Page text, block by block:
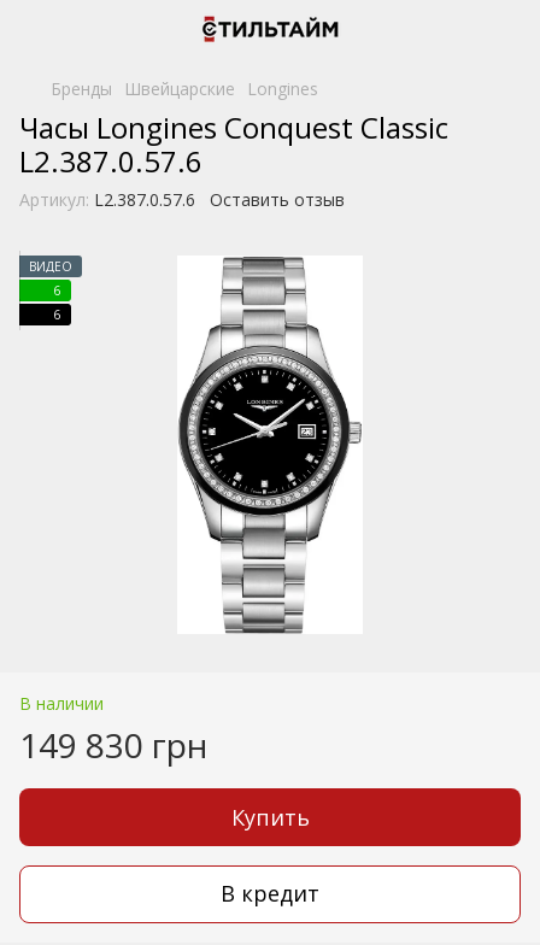
Бренды Швейцарские Longines
Часы Longines Conquest Classic
L2.387.0.57.6
Артикул: L2.387.0.57.6 Оставить отзыв
ВИДЕО
6
6
В наличии
149 830 грн
Купить
В кредит